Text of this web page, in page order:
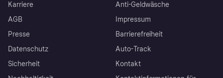
Karriere
AGB
Presse
Datenschutz
Sicherheit
Anti-Geldwäsche
Impressum
Barrierefreiheit
Auto-Track
Kontakt